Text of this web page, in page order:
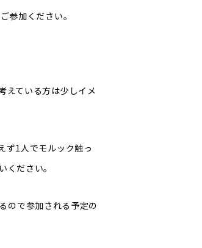
参加ください。
えている方は少しイメ
ず1人でモルック触っ
ださい。
ので参加される予定の